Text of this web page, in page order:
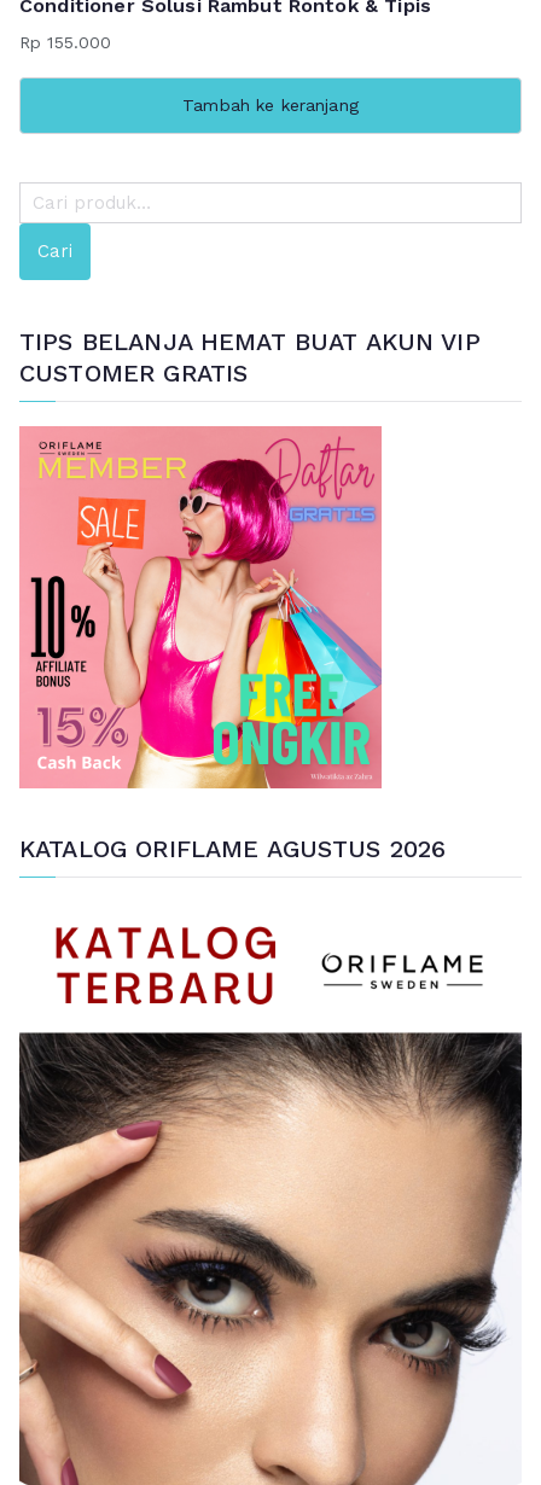
Conditioner Solusi Rambut Rontok & Tipis
Rp 155.000
Tambah ke keranjang
e
a
Cari
TIPS BELANJA HEMAT BUAT AKUN VIP
CUSTOMER GRATIS
KATALOG ORIFLAME AGUSTUS 2026